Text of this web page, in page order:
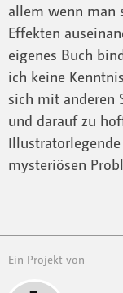
allem wenn man
Effekten
eigenes Buch
ich keine
sich mit anderen
und darauf zu
mysteriösen
Ein Projekt von